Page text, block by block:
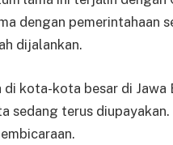
dengan pemerintahaan
dijalankan.
kota-kota besar di Jawa
sedang terus